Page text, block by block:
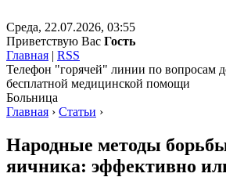
Среда, 22.07.2026, 03:55
Приветствую Вас Гость
Главная | RSS
Телефон "горячей" линии по вопросам
бесплатной медицинской помощи
Больница
Главная › Статьи ›
Народные методы
яичника: эффективно